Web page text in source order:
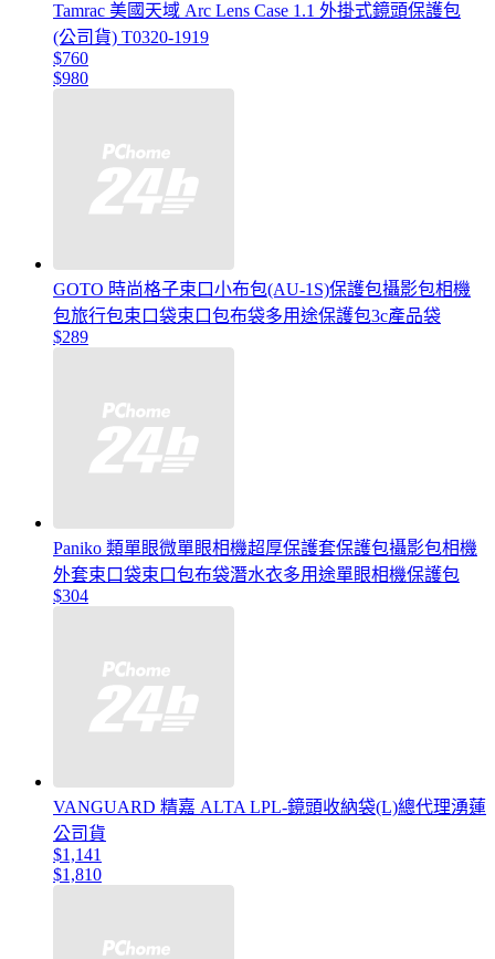
Tamrac 美國天域 Arc Lens Case 1.1 外掛式鏡頭保護包
(公司貨) T0320-1919
$760
$980
GOTO 時尚格子束口小布包(AU-1S)保護包攝影包相機
包旅行包束口袋束口包布袋多用途保護包3c產品袋
$289
Paniko 類單眼微單眼相機超厚保護套保護包攝影包相機
外套束口袋束口包布袋潛水衣多用途單眼相機保護包
$304
VANGUARD 精嘉 ALTA LPL-鏡頭收納袋(L)總代理湧蓮
公司貨
$1,141
$1,810